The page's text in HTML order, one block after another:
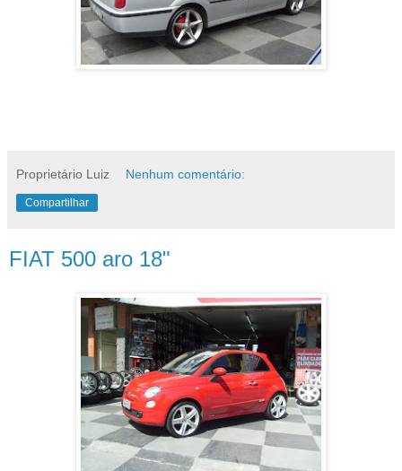
Proprietário Luiz Nenhum comentário:
Compartilhar
FIAT 500 aro 18"